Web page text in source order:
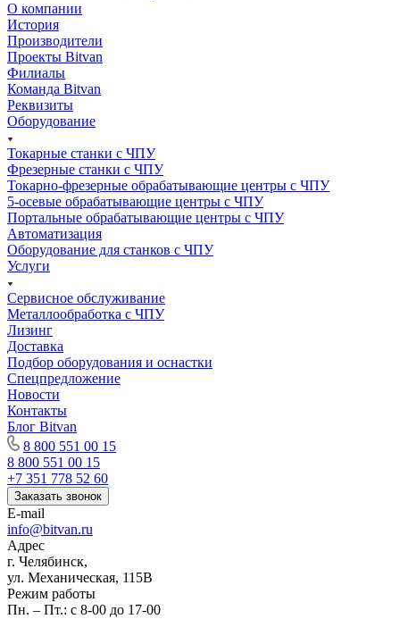
О компании
История
Производители
Проекты Bitvan
Филиалы
Команда Bitvan
Реквизиты
Оборудование
Токарные станки с ЧПУ
Фрезерные станки с ЧПУ
Токарно-фрезерные обрабатывающие центры с ЧПУ
5-осевые обрабатывающие центры с ЧПУ
Портальные обрабатывающие центры с ЧПУ
Автоматизация
Оборудование для станков с ЧПУ
Услуги
Сервисное обслуживание
Металлообработка с ЧПУ
Лизинг
Доставка
Подбор оборудования и оснастки
Спецпредложение
Новости
Контакты
Блог Bitvan
8 800 551 00 15
8 800 551 00 15
+7 351 778 52 60
Заказать звонок
E-mail
info@bitvan.ru
Адрес
г. Челябинск,
ул. Механическая, 115В
Режим работы
Пн. – Пт.: с 8-00 до 17-00